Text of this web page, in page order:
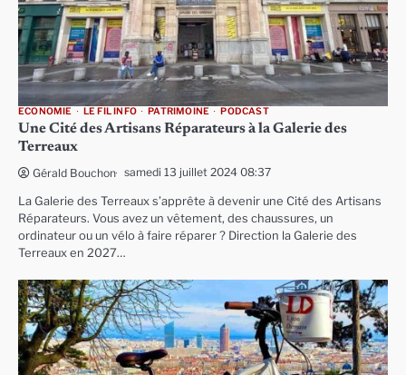
ECONOMIE LE FIL INFO PATRIMOINE PODCAST
Une Cité des Artisans Réparateurs à la Galerie des
Terreaux
Gérald Bouchon samedi 13 juillet 2024 08:37
La Galerie des Terreaux s’apprête à devenir une Cité des Artisans
Réparateurs. Vous avez un vêtement, des chaussures, un
ordinateur ou un vélo à faire réparer ? Direction la Galerie des
Terreaux en 2027…